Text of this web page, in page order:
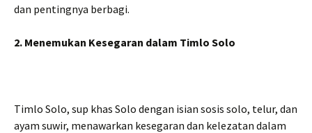
dan pentingnya berbagi.
2. Menemukan Kesegaran dalam Timlo Solo
Timlo Solo, sup khas Solo dengan isian sosis solo, telur, dan
ayam suwir, menawarkan kesegaran dan kelezatan dalam